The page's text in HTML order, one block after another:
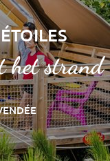
het strand